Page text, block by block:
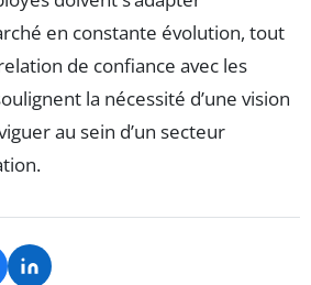
en constante évolution, tout
de confiance avec les
la nécessité d’une vision
au sein d’un secteur